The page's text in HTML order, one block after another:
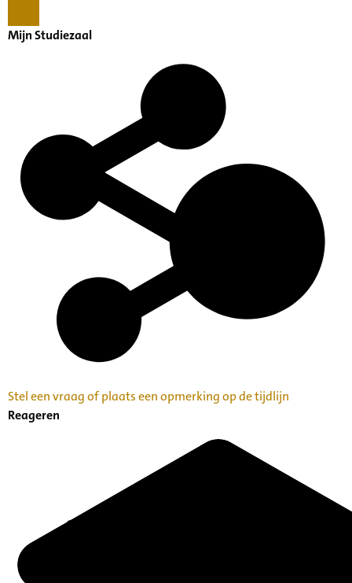
Mijn Studiezaal
Stel een vraag of plaats een opmerking op de tijdlijn
Reageren